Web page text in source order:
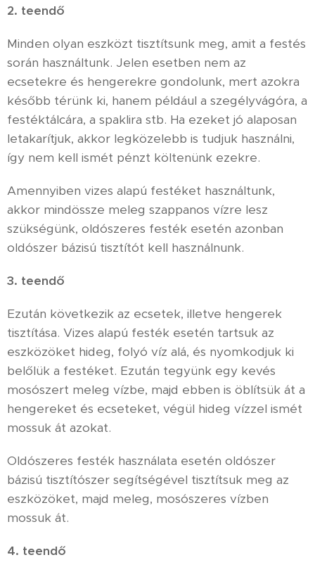
2. teendő
Minden olyan eszközt tisztítsunk meg, amit a festés
során használtunk. Jelen esetben nem az
ecsetekre és hengerekre gondolunk, mert azokra
később térünk ki, hanem például a szegélyvágóra, a
festéktálcára, a spaklira stb. Ha ezeket jó alaposan
letakarítjuk, akkor legközelebb is tudjuk használni,
így nem kell ismét pénzt költenünk ezekre.
Amennyiben vizes alapú festéket használtunk,
akkor mindössze meleg szappanos vízre lesz
szükségünk, oldószeres festék esetén azonban
oldószer bázisú tisztítót kell használnunk.
3. teendő
Ezután következik az ecsetek, illetve hengerek
tisztítása. Vizes alapú festék esetén tartsuk az
eszközöket hideg, folyó víz alá, és nyomkodjuk ki
belőlük a festéket. Ezután tegyünk egy kevés
mosószert meleg vízbe, majd ebben is öblítsük át a
hengereket és ecseteket, végül hideg vízzel ismét
mossuk át azokat.
Oldószeres festék használata esetén oldószer
bázisú tisztítószer segítségével tisztítsuk meg az
eszközöket, majd meleg, mosószeres vízben
mossuk át.
4. teendő